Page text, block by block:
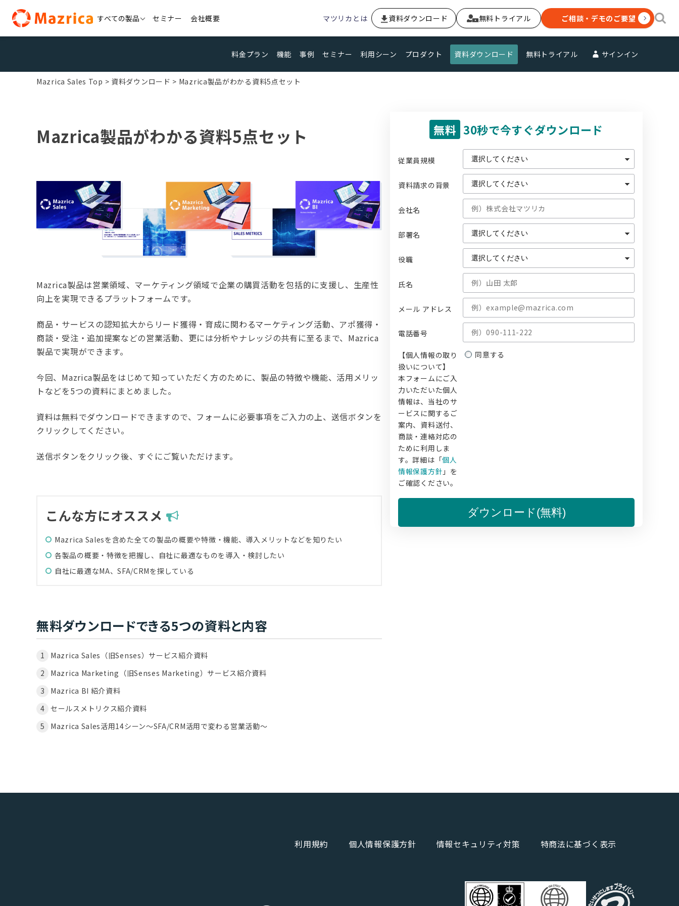
content
すべての製品 セミナー 会社概要 マツリカとは 資料ダウンロード 無料トライアル ご相談・デモのご要望
料金プラン 機能 事例 セミナー 利用シーン プロダクト 資料ダウンロード 無料トライアル サインイン
Mazrica Sales Top 資料ダウンロード Mazrica製品がわかる資料5点セット
Mazrica製品がわかる資料5点セット
Mazrica製品は営業領域、マーケティング領域で企業の購買活動を包括的に支援し、生産性
向上を実現できるプラットフォームです。
商品・サービスの認知拡大からリード獲得・育成に関わるマーケティング活動、アポ獲得・
商談・受注・追加提案などの営業活動、更には分析やナレッジの共有に至るまで、Mazrica
製品で実現ができます。
今回、Mazrica製品をはじめて知っていただく方のために、製品の特徴や機能、活用メリッ
トなどを5つの資料にまとめました。
資料は無料でダウンロードできますので、フォームに必要事項をご入力の上、送信ボタンを
クリックしてください。
送信ボタンをクリック後、すぐにご覧いただけます。
こんな方にオススメ
Mazrica Salesを含めた全ての製品の概要や特徴・機能、導入メリットなどを知りたい
各製品の概要・特徴を把握し、自社に最適なものを導入・検討したい
自社に最適なMA、SFA/CRMを探している
無料ダウンロードできる5つの資料と内容
Mazrica Sales（旧Senses）サービス紹介資料
Mazrica Marketing（旧Senses Marketing）サービス紹介資料
Mazrica BI 紹介資料
セールスメトリクス紹介資料
Mazrica Sales活用14シーン〜SFA/CRM活用で変わる営業活動〜
無料 30秒で今すぐダウンロード
従業員規模
資料請求の背景
会社名
部署名
役職
氏名
メール アドレス
電話番号
【個人情報の取り
扱いについて】
本フォームにご入
力いただいた個人
情報は、当社のサ
ービスに関するご
案内、資料送付、
商談・連絡対応の
ために利用しま
す。詳細は「個人
情報保護方針 」を
ご確認ください。
同意する
ダウンロード(無料)
利用規約 個人情報保護方針 情報セキュリティ対策 特商法に基づく表示